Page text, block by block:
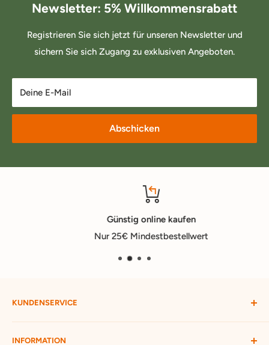
Newsletter: 5% Willkommensrabatt
Registrieren Sie sich jetzt für unseren Newsletter und
sichern Sie sich Zugang zu exklusiven Angeboten.
Deine E-Mail
Abschicken
Günstig online kaufen
Nur 25€ Mindestbestellwert
KUNDENSERVICE
Mein Konto
INFORMATION